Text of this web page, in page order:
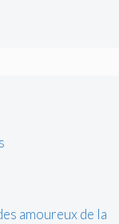
amoureux de la